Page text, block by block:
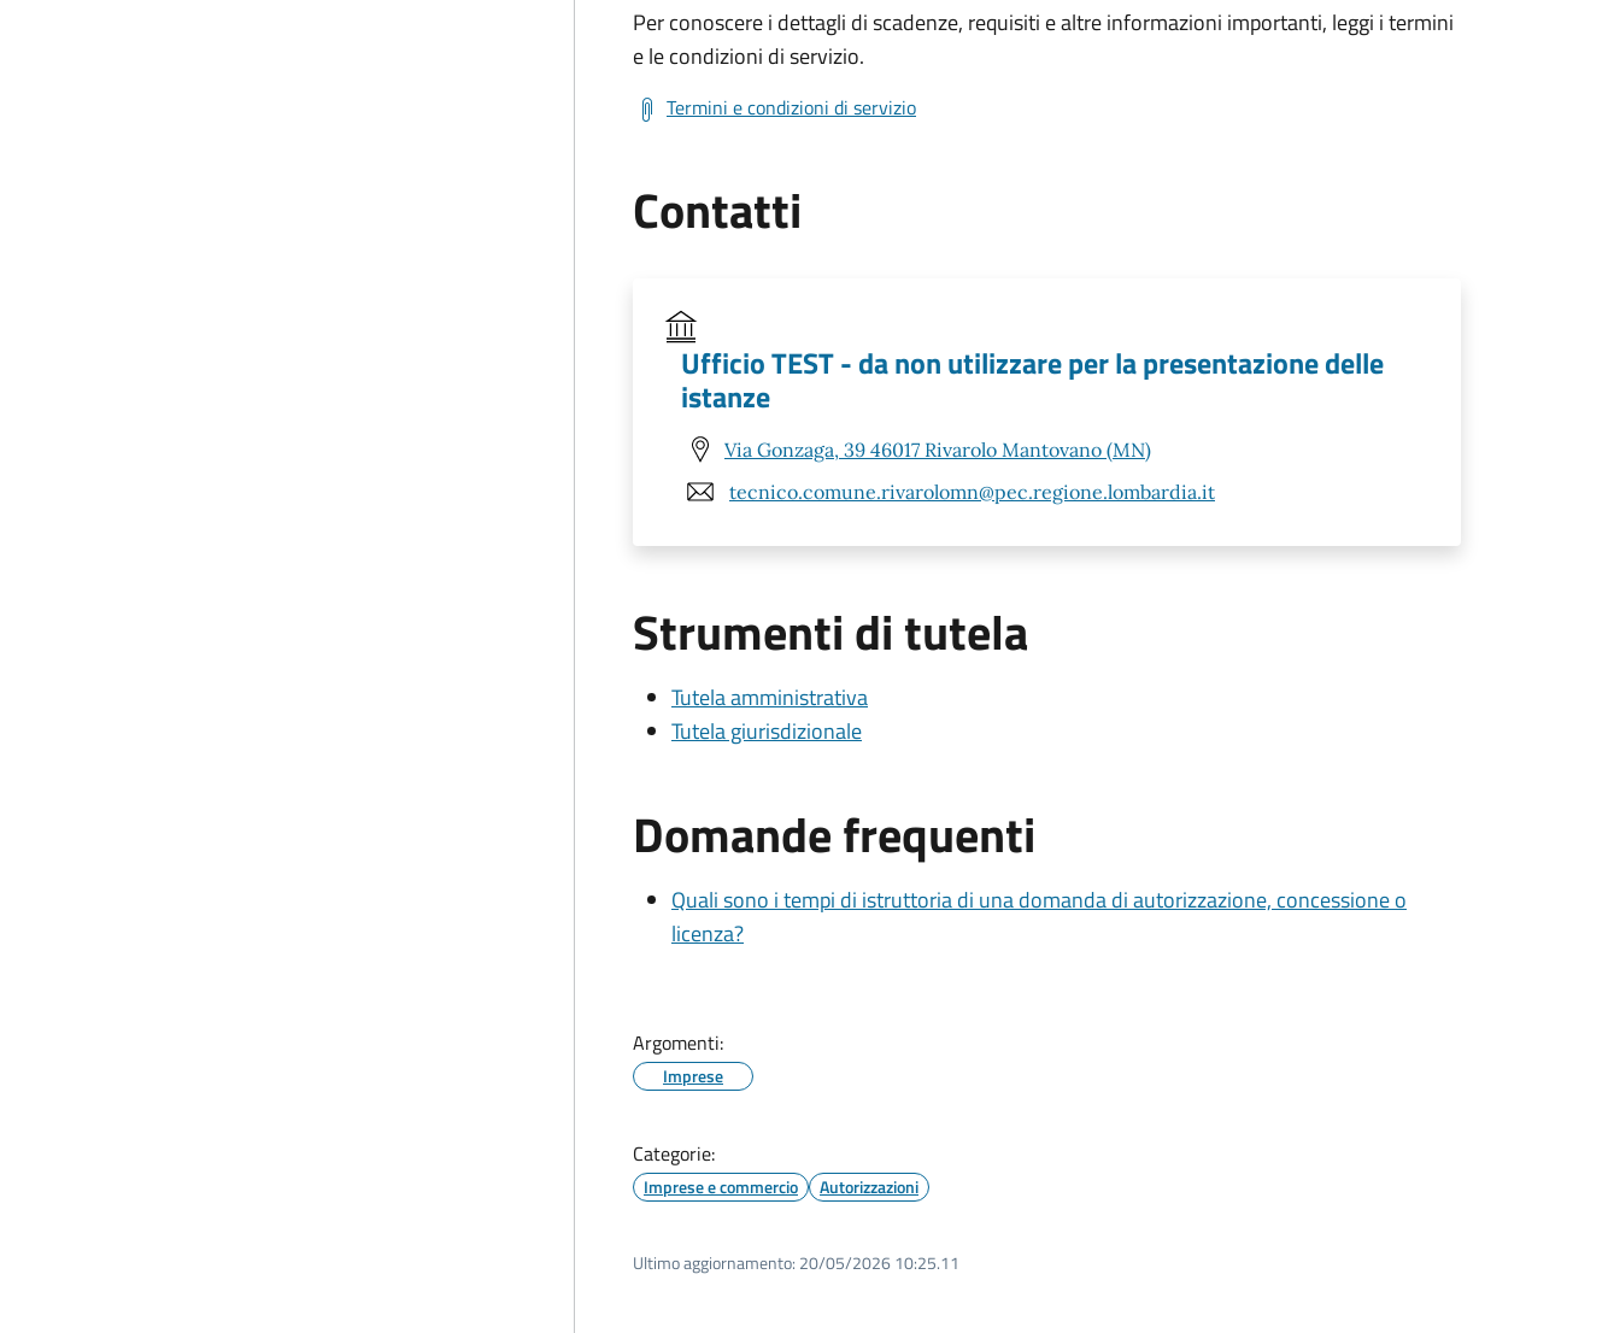
Per conoscere i dettagli di scadenze, requisiti e altre informazioni importanti, leggi i termini
e le condizioni di servizio.
Termini e condizioni di servizio
Contatti
Ufficio TEST - da non utilizzare per la presentazione delle
istanze
Via Gonzaga, 39 46017 Rivarolo Mantovano (MN)
tecnico.comune.rivarolomn@pec.regione.lombardia.it
Strumenti di tutela
Tutela amministrativa
Tutela giurisdizionale
Domande frequenti
Quali sono i tempi di istruttoria di una domanda di autorizzazione, concessione o
licenza?
Argomenti:
Imprese
Categorie:
Imprese e commercio Autorizzazioni
Ultimo aggiornamento: 20/05/2026 10:25.11